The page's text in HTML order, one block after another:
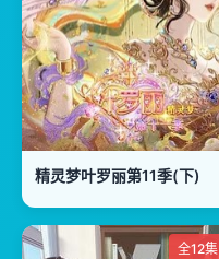
精灵梦叶罗丽第11季(下)
全12集